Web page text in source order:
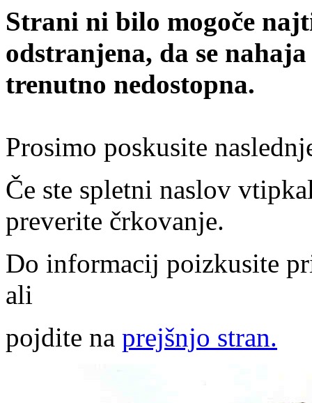
Strani ni bilo mogoče
odstranjena, da se
trenutno nedostopna.
Prosimo poskusite
Če ste spletni naslov
preverite črkovanje.
Do informacij poizkusite
ali
pojdite na prejšnjo stran.